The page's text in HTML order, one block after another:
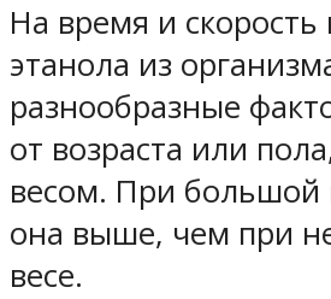
На время и
этанола из
разнообразные
от возраста или
весом. При большой
она выше, чем при
весе.